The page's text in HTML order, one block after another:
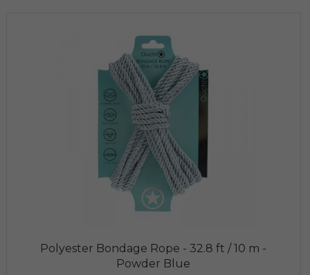
Polyester Bondage Rope - 32.8 ft / 10 m -
Powder Blue